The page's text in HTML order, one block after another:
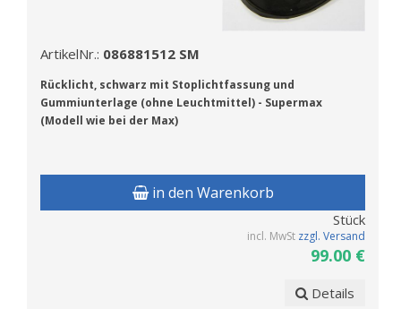
ArtikelNr.: 086881512 SM
Rücklicht, schwarz mit Stoplichtfassung und
Gummiunterlage (ohne Leuchtmittel) - Supermax
(Modell wie bei der Max)
in den Warenkorb
Stück
incl. MwSt zzgl. Versand
99.00 €
Details